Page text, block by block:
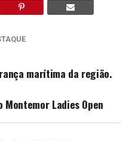
marítima da região.
Ladies Open